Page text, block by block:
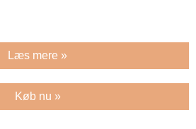
Læs mere »
Køb nu »